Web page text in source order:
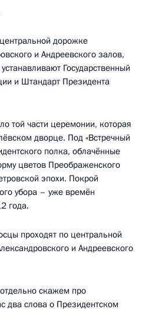
дорожке
и Андреевского залов,
Государственный
и Штандарт Президента
той части церемонии, которая
дворце. Под «Встречный
полка, облачённые
цветов Преображенского
эпохи. Покрой
убора – уже времён
года.
проходят по центральной
и Андреевского
скажем про
два слова о Президентском